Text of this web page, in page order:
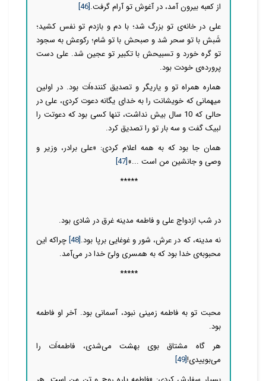
از کعبه بیرون آمد، در آغوش تو آرام گرفت.[46]
علی در خانه‌ی تو بزرگ شد؛ با دم و بازدم تو نفس کشید؛
شَبش با تو سحر شد و صبحش با تو شام؛ رکوعش به سجود
تو گره خورد و تسبیحش با تکبیر تو عجین شد. علی دست
پرورده‌ی خودت بود.
هماره همراه تو و یاریگر و تصدیق کننده‌اَت بود. در اولین
میهمانی که خویشانت را به خدای یگانه دعوت کردی، علی در
حالی که 10 سال بیش نداشت، تنها کسی بود که دعوتت را
لبیک گفت و سه بار تو را تصدیق کرد.
همان جا بود که به همه اعلام کردی: «علی برادر، وزیر و
وصی و جانشین من است ...»[47]
*****
در شب ازدواج‌ علی و فاطمه مدینه غرق در شادی بود.
نه مدینه، که در عرش، شور و غوغایی برپا بود.[48] چراکه این
محبوبه‌ی خدا بود که به همسری ولیّ خدا در می‌آمد.
*****
محبت تو به فاطمه زمینی نبود، آسمانی بود. آخر او فاطمه
بود.
هر گاه مشتاق بوی بهشت می‌شدی، فاطمه‌اَت را
می‌بوییدی![49]